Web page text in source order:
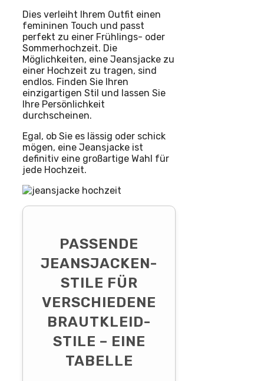
Dies verleiht Ihrem Outfit einen
femininen Touch und passt
perfekt zu einer Frühlings- oder
Sommerhochzeit. Die
Möglichkeiten, eine Jeansjacke zu
einer Hochzeit zu tragen, sind
endlos. Finden Sie Ihren
einzigartigen Stil und lassen Sie
Ihre Persönlichkeit
durchscheinen.
Egal, ob Sie es lässig oder schick
mögen, eine Jeansjacke ist
definitiv eine großartige Wahl für
jede Hochzeit.
PASSENDE
JEANSJACKEN-
STILE FÜR
VERSCHIEDENE
BRAUTKLEID-
STILE – EINE
TABELLE